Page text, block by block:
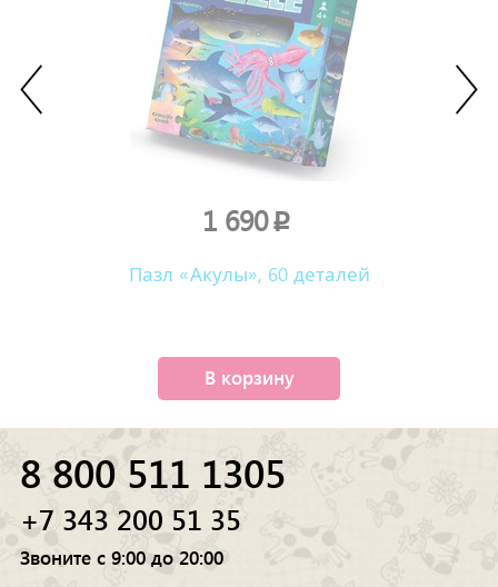
1 690p
Пазл «Акулы», 60 деталей
В корзину
8 800 511 1305
+7 343 200 51 35
Звоните с 9:00 до 20:00